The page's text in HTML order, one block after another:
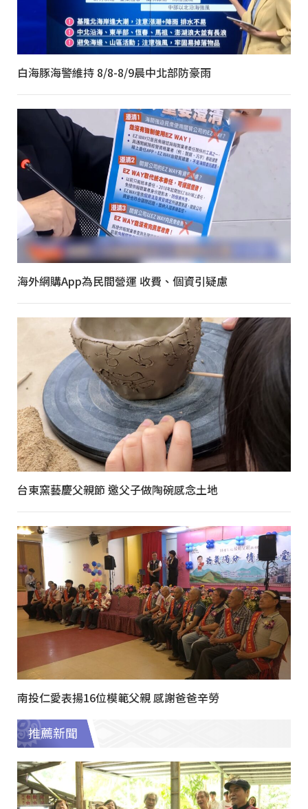
白海豚海警維持 8/8-8/9晨中北部防豪雨
海外網購App為民間營運 收費、個資引疑慮
台東窯藝慶父親節 邀父子做陶碗感念土地
南投仁愛表揚16位模範父親 感謝爸爸辛勞
推薦新聞